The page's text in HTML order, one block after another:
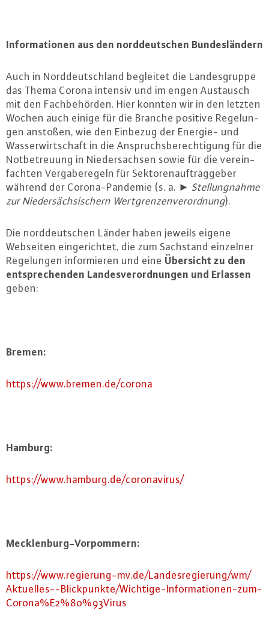
In­for­ma­tio­nen aus den nord­deut­schen Bun­des­län­dern
Auch in Nord­deutsch­land begleitet die Lan­des­grup­pe
das Thema Corona intensiv und im engen Austausch
mit den Fach­be­hör­den. Hier konnten wir in den letzten
Wochen auch einige für die Branche positive Re­ge­lun­
gen anstoßen, wie den Einbezug der Energie- und
Was­ser­wirt­schaft in die An­spruchs­be­rech­ti­gung für die
Not­be­treu­ung in Nie­der­sach­sen sowie für die ver­ein­
fach­ten Ver­ga­be­re­geln für Sek­to­ren­auf­trag­ge­ber
während der Co­ro­na-Pan­de­mie (s. a. ► Stel­lung­nah­me
zur Nie­der­säch­si­schern Wert­gren­zen­ver­ord­nung).
Die nord­deut­schen Länder haben jeweils eigene
Webseiten ein­ge­rich­tet, die zum Sachstand einzelner
Re­ge­lun­gen in­for­mie­ren und eine Übersicht zu den
ent­spre­chen­den Lan­des­ver­ord­nun­gen und Erlassen
geben:
Bremen:
https://​www.​bremen.​de/​corona
Hamburg:
https://​www.​hamburg.​de/​coronavirus/
Meck­len­burg-Vor­pom­mern:
https://​www.​regierung-​mv.​de/​Landesregierung/​wm/​
Aktuelles--​Blickpunkte/​Wichtige-​Informationen-​zum-​
Corona%E2%80%93Virus